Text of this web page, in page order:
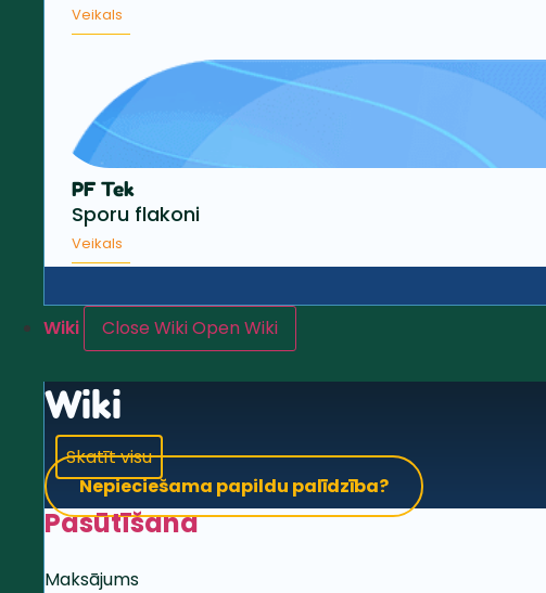
Veikals
PF Tek
Sporu flakoni
Veikals
Wiki Close WikiOpen Wiki
Wiki
Skatīt visu
Nepieciešama papildu palīdzība?
Pasūtīšana
Maksājums